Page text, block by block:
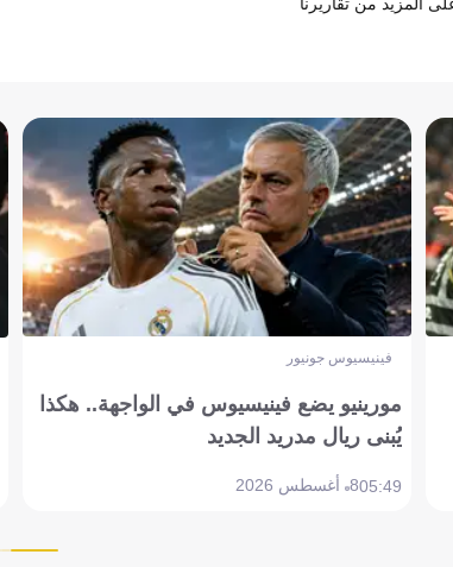
فينيسيوس جونيور
مورينيو يضع فينيسيوس في الواجهة.. هكذا
يُبنى ريال مدريد الجديد
05:498 أغسطس 2026